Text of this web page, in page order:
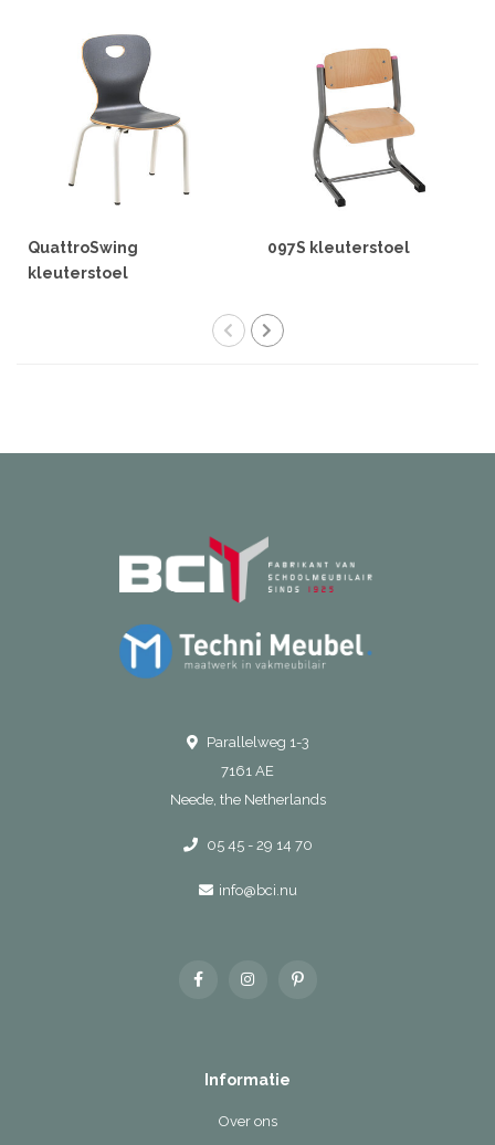
QuattroSwing
kleuterstoel
097S kleuterstoel
Parallelweg 1-3
7161 AE
Neede, the Netherlands
05 45 - 29 14 70
info@bci.nu
Informatie
Over ons